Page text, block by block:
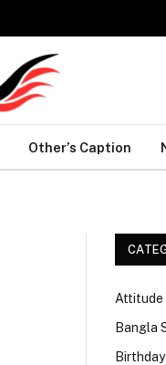
Other’s Caption
Attitude
Bangla